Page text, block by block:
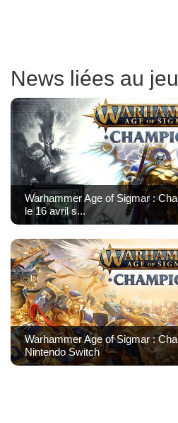
News liées au jeu
Warhammer Age of Sigmar :
le 16 avril s...
Warhammer Age of Sigmar :
Nintendo Switch